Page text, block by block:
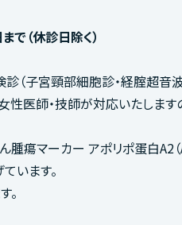
（休診日除く）
（子宮頸部細胞診・経腟超音波
医師・技師が対応いたします
瘍マーカー アポリポ蛋白A2（
います。
。